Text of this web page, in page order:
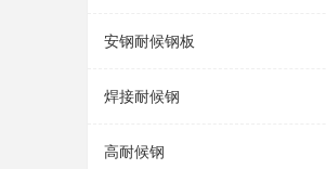
安钢耐候钢板
焊接耐候钢
高耐候钢